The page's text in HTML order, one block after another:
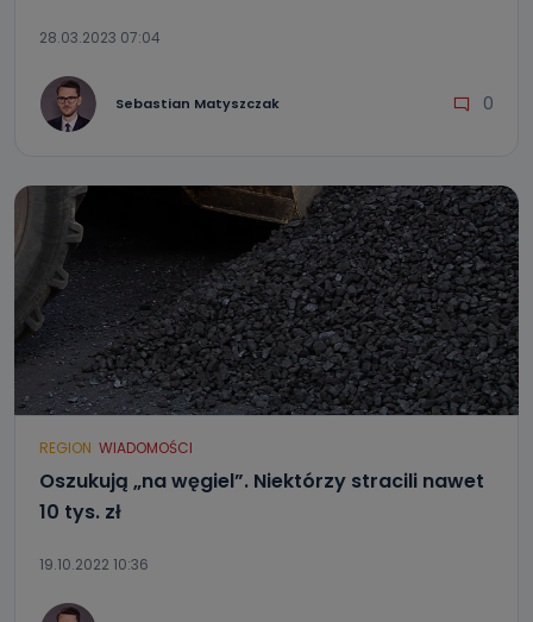
28.03.2023 07:04
Sebastian Matyszczak 0
REGION WIADOMOŚCI
Oszukują „na węgiel”. Niektórzy stracili nawet
10 tys. zł
19.10.2022 10:36